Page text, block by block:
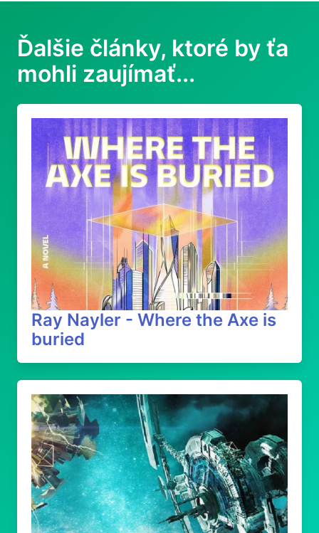
Ďalšie články, ktoré by ťa
mohli zaujímať...
Ray Nayler - Where the Axe is
buried